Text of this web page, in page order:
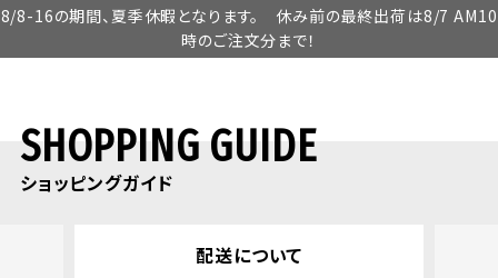
8/8-16の期間、夏季休暇となります。 休み前の最終出荷は8/7 AM10
時のご注文分まで！
SHOPPING GUIDE
ショッピングガイド
配送について